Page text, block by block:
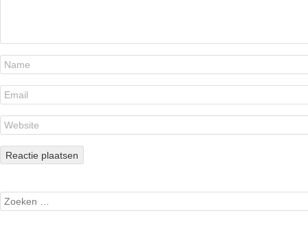
Search